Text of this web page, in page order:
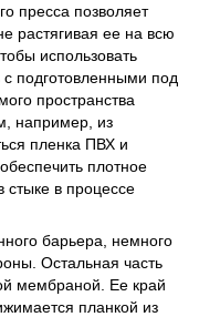
пресса позволяет
растягивая ее на всю
использовать
подготовленными под
пространства
например, из
пленка ПВХ и
плотное
стыке в процессе
барьера, немного
Остальная часть
мембраной. Ее край
планкой из